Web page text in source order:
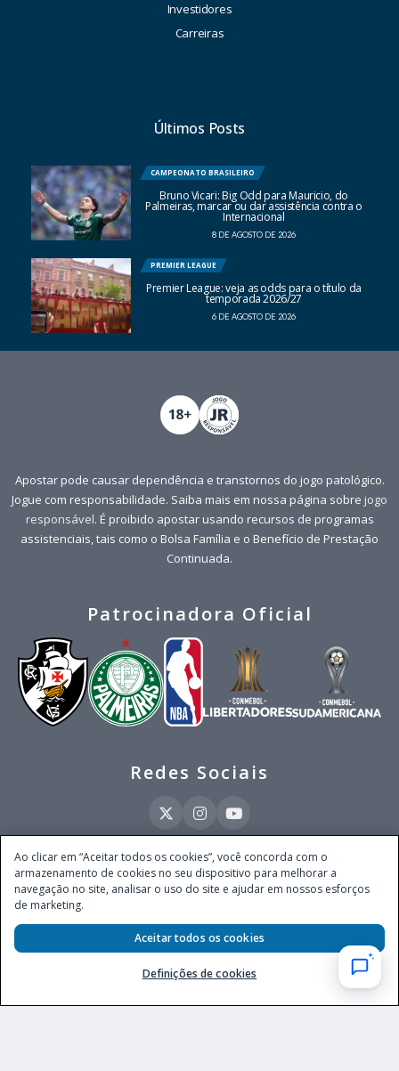
Investidores
Carreiras
Últimos Posts
CAMPEONATO BRASILEIRO
Bruno Vicari: Big Odd para Mauricio, do
Palmeiras, marcar ou dar assistência contra o
Internacional
8 DE AGOSTO DE 2026
PREMIER LEAGUE
Premier League: veja as odds para o título da
temporada 2026/27
6 DE AGOSTO DE 2026
Apostar pode causar dependência e transtornos do jogo patológico.
Jogue com responsabilidade. Saiba mais em nossa página sobre jogo
responsável. É proibido apostar usando recursos de programas
assistenciais, tais como o Bolsa Família e o Benefício de Prestação
Continuada.
Patrocinadora Oficial
Redes Sociais
Este site é operado pela Ventmear Brasil LTDA (CNPJ 52.868.380/0001-84), com
endereço na Avenida Brigadeiro Faria Lima, nº 4.055, 3º andar, Itaim Bibi, no
Município de São Paulo, Estado de São Paulo, CEP 04538-133, Brasil - empresa
autorizada a operar apostas de quota fixa em todo território nacional pela
Secretaria de Prêmios e Apostas do Ministério da Fazenda, conforme Portaria nº
247, de 07.02.2025, publicada no DOU em 11.2.2025.
Ao clicar em “Aceitar todos os cookies”, você concorda com o
armazenamento de cookies no seu dispositivo para melhorar a
navegação no site, analisar o uso do site e ajudar em nossos esforços
de marketing.
Definições de cookies
Aceitar todos os cookies